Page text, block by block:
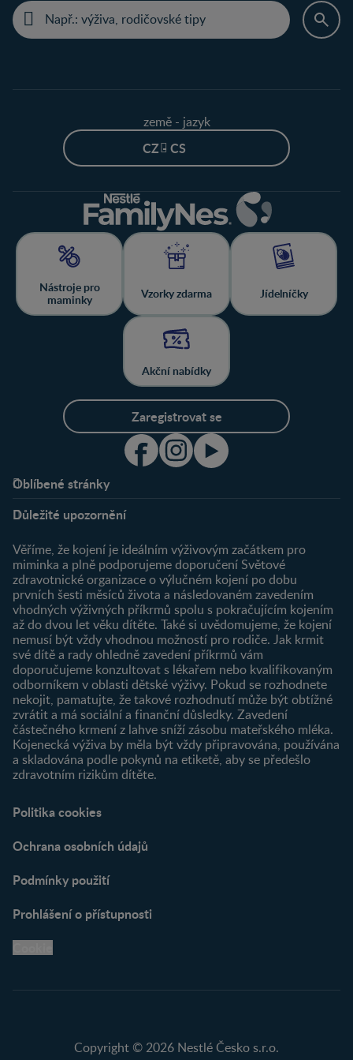
země - jazyk
CZ - CS
Nástroje pro
maminky
Vzorky zdarma Jídelníčky
Akční nabídky
Zaregistrovat se
Oblíbené stránky
O nás
Můj účet
Registrace
Newsletter
Přihlášení
Produkty
Najít produkt
Důležité upozornění
Věříme, že kojení je ideálním výživovým začátkem pro
miminka a plně podporujeme doporučení Světové
zdravotnické organizace o výlučném kojení po dobu
prvních šesti měsíců života a následovaném zavedením
vhodných výživných příkrmů spolu s pokračujícím kojením
až do dvou let věku dítěte. Také si uvědomujeme, že kojení
nemusí být vždy vhodnou možností pro rodiče. Jak krmit
své dítě a rady ohledně zavedení příkrmů vám
doporučujeme konzultovat s lékařem nebo kvalifikovaným
odborníkem v oblasti dětské výživy. Pokud se rozhodnete
nekojit, pamatujte, že takové rozhodnutí může být obtížné
zvrátit a má sociální a finanční důsledky. Zavedení
částečného krmení z lahve sníží zásobu mateřského mléka.
Kojenecká výživa by měla být vždy připravována, používána
a skladována podle pokynů na etiketě, aby se předešlo
zdravotním rizikům dítěte.
Politika cookies
Ochrana osobních údajů
Podmínky použití
Prohlášení o přístupnosti
Copyright © 2026 Nestlé Česko s.r.o.